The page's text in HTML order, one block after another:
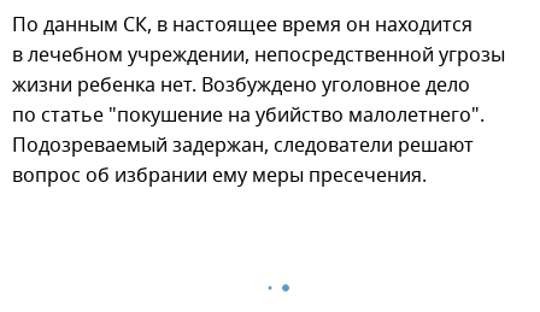
По данным СК, в настоящее время он находится
в лечебном учреждении, непосредственной угрозы
жизни ребенка нет. Возбуждено уголовное дело
по статье "покушение на убийство малолетнего".
Подозреваемый задержан, следователи решают
вопрос об избрании ему меры пресечения.